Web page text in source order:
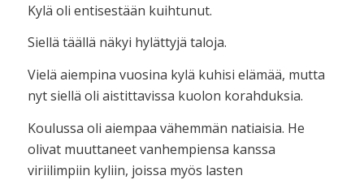
Kylä oli entisestään kuihtunut.
Siellä täällä näkyi hylättyjä taloja.
Vielä aiempina vuosina kylä kuhisi elämää, mutta
nyt siellä oli aistittavissa kuolon korahduksia.
Koulussa oli aiempaa vähemmän natiaisia. He
olivat muuttaneet vanhempiensa kanssa
viriilimpiin kyliin, joissa myös lasten